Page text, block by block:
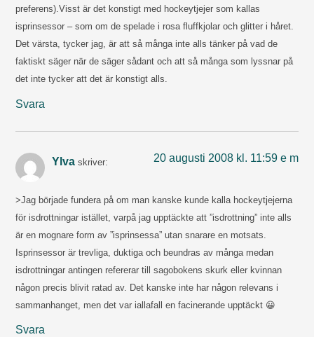
preferens).Visst är det konstigt med hockeytjejer som kallas
isprinsessor – som om de spelade i rosa fluffkjolar och glitter i håret.
Det värsta, tycker jag, är att så många inte alls tänker på vad de
faktiskt säger när de säger sådant och att så många som lyssnar på
det inte tycker att det är konstigt alls.
Svara
Ylva skriver: 20 augusti 2008 kl. 11:59 e m
>Jag började fundera på om man kanske kunde kalla hockeytjejerna
för isdrottningar istället, varpå jag upptäckte att ”isdrottning” inte alls
är en mognare form av ”isprinsessa” utan snarare en motsats.
Isprinsessor är trevliga, duktiga och beundras av många medan
isdrottningar antingen refererar till sagobokens skurk eller kvinnan
någon precis blivit ratad av. Det kanske inte har någon relevans i
sammanhanget, men det var iallafall en facinerande upptäckt 😀
Svara